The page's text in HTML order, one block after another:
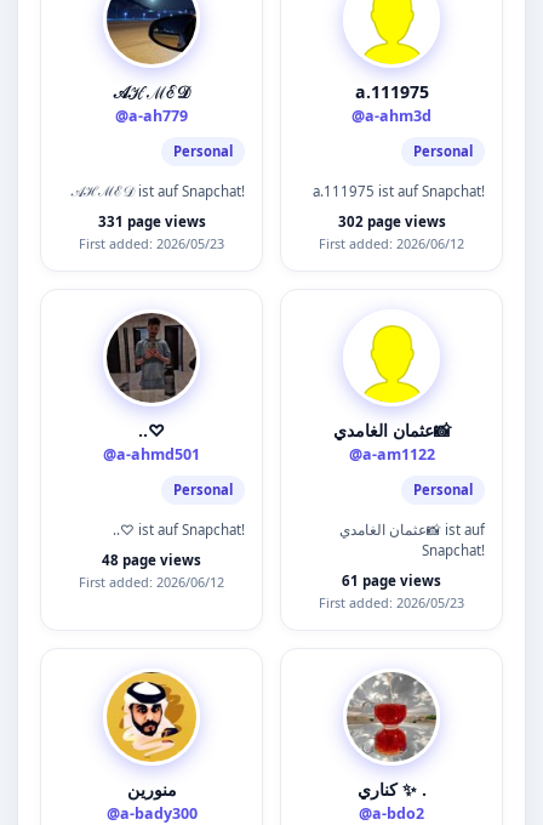
𝒜ℋℳℰ𝒟
@a-ah779
Personal
𝒜ℋℳℰ𝒟 ist auf Snapchat!
331 page views
First added: 2026/05/23
a.111975
@a-ahm3d
Personal
a.111975 ist auf Snapchat!
302 page views
First added: 2026/06/12
..♡
@a-ahmd501
Personal
..♡ ist auf Snapchat!
48 page views
First added: 2026/06/12
عثمان الغامدي📸
@a-am1122
Personal
عثمان الغامدي📸 ist auf
Snapchat!
61 page views
First added: 2026/05/23
منورين
@a-bady300
كناري ✨ .
@a-bdo2